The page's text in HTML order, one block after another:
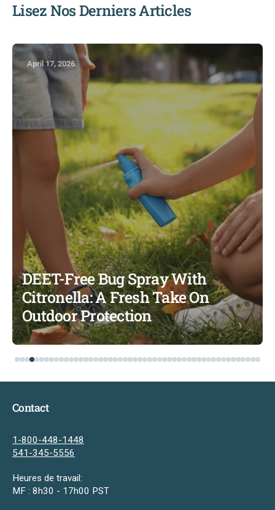
Lisez Nos Derniers Articles
April 17, 2026
DEET-Free Bug Spray With
Citronella: A Fresh Take On
Outdoor Protection
Contact
1-800-448-1448
541-345-5556
Heures de travail:
MF : 8h30 - 17h00 PST